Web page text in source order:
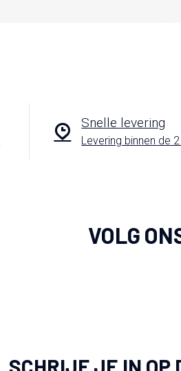
Snelle levering
Levering binnen de
VOLG